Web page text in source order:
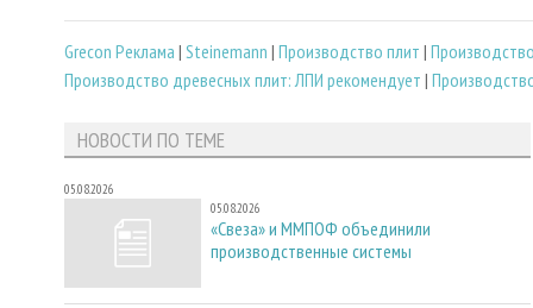
Grecon Реклама | Steinemann | Производство плит |
Производство древесных плит: ЛПИ рекомендует |
НОВОСТИ ПО ТЕМЕ
05.08.2026
05.08.2026
«Свеза» и ММПОФ объединили
производственные системы